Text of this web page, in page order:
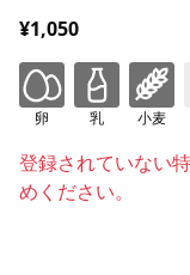
¥1,050
卵 乳 小麦
登録されていない
めください。